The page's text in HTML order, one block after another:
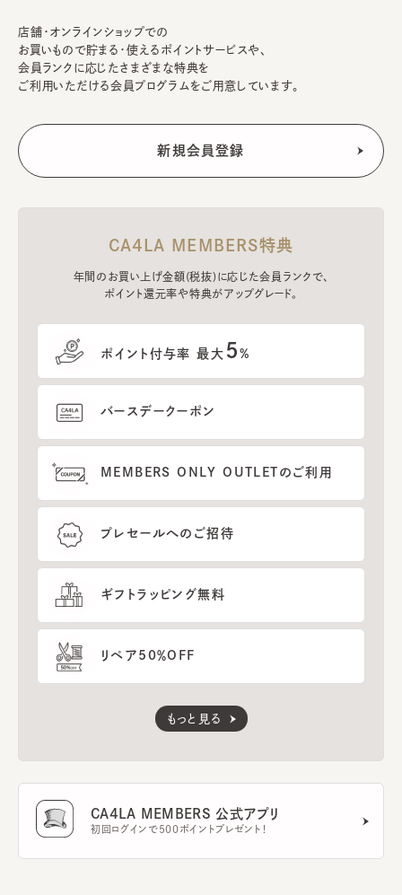
店舗・オンラインショップでの
お買いもので貯まる・使えるポイントサービスや、
会員ランクに応じたさまざまな特典を
ご利用いただける会員プログラムをご用意しています。
CA4LA MEMBERS特典
年間のお買い上げ金額(税抜)に応じた会員ランクで、
ポイント還元率や特典がアップグレード。
ポイント付与率 最大 5%
バースデークーポン
MEMBERS ONLY OUTLETのご利用
プレセールへのご招待
ギフトラッピング無料
リペア50％OFF
もっと見る
CA4LA MEMBERS 公式アプリ
初回ログインで500ポイントプレゼント！